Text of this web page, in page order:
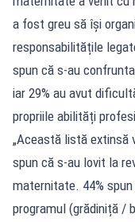
a fost greu să își
responsabilitățile
spun că s-au
iar 29% au avut
propriile abilități
„Această listă extinsă
spun că s-au lovit la
maternitate. 44%
programul (grădiniță /